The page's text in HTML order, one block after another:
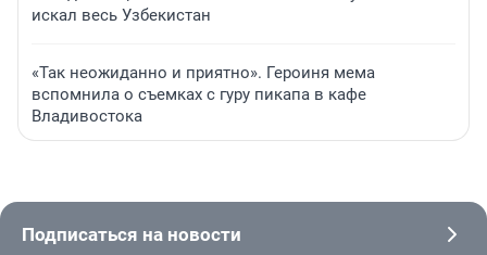
искал весь Узбекистан
«Так неожиданно и приятно». Героиня мема
вспомнила о съемках с гуру пикапа в кафе
Владивостока
Подписаться на новости